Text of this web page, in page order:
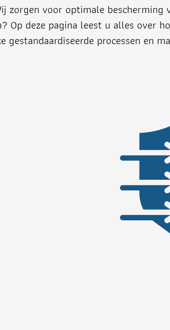
voor optimale bescherming
Op deze pagina leest u alles over
processen en